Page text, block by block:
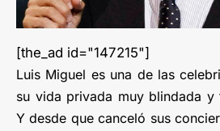
[the_ad id="147215"]
Luis Miguel es una de las
su vida privada muy blindada y
Y desde que canceló sus